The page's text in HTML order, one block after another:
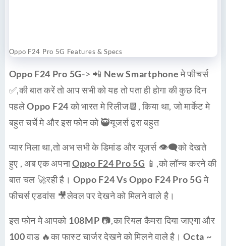
Oppo F24 Pro 5G Features & Specs
Oppo F24 Pro 5G-> 📲 New Smartphoneमे फीचर्स
✅,की बात करें तो आप सभी को यह तो पता ही होगा की कुछ दिन
पहलेOppo F24को भारत मे रिलीज📆, किया था, जो मार्केट मे
बहुत चर्चे मे और इस फोन को 🥷यूजर्स द्वरा बहुत
प्यार मिला था,तो अभ सभी के डिमांड और यूजर्स 👁‍🗨को देखते
हुए , अब एक अपनाOppo F24 Pro 5G 📱,को लॉन्च करने की
बात चल 🚀रही है। Oppo F24 Vs Oppo F24 Pro 5Gमे
फीचर्स एडवांस 🎥लेवल पर देखने को मिलने वाले है।
इस फोन मे आपको 108MP 📷,का रियल कैमरा दिया जाएगा और
100 वाड 🔥काफास्ट चार्जरदेखने को मिलने वाले है।Octa ~